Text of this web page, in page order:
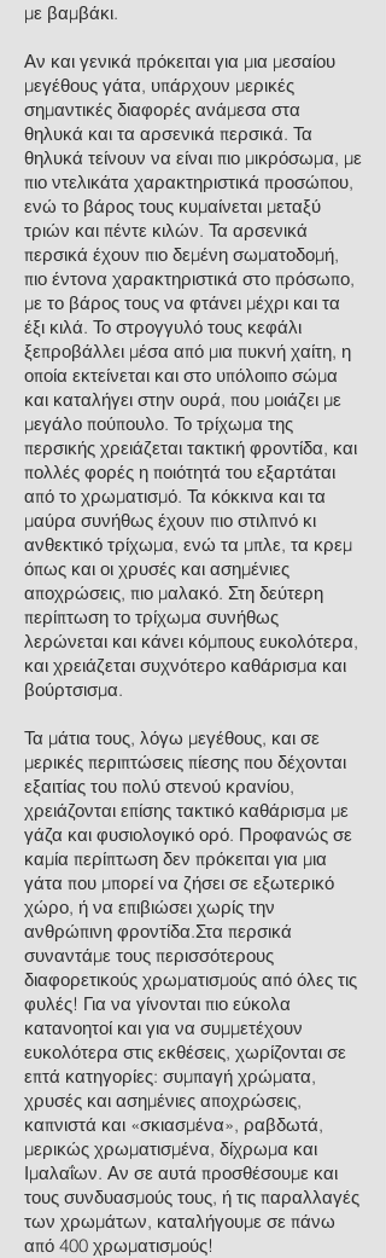
με βαμβάκι.
Αν και γενικά πρόκειται για μια μεσαίου
μεγέθους γάτα, υπάρχουν μερικές
σημαντικές διαφορές ανάμεσα στα
θηλυκά και τα αρσενικά περσικά. Τα
θηλυκά τείνουν να είναι πιο μικρόσωμα, με
πιο ντελικάτα χαρακτηριστικά προσώπου,
ενώ το βάρος τους κυμαίνεται μεταξύ
τριών και πέντε κιλών. Τα αρσενικά
περσικά έχουν πιο δεμένη σωματοδομή,
πιο έντονα χαρακτηριστικά στο πρόσωπο,
με το βάρος τους να φτάνει μέχρι και τα
έξι κιλά. Το στρογγυλό τους κεφάλι
ξεπροβάλλει μέσα από μια πυκνή χαίτη, η
οποία εκτείνεται και στο υπόλοιπο σώμα
και καταλήγει στην ουρά, που μοιάζει με
μεγάλο πούπουλο. Το τρίχωμα της
περσικής χρειάζεται τακτική φροντίδα, και
πολλές φορές η ποιότητά του εξαρτάται
από το χρωματισμό. Τα κόκκινα και τα
μαύρα συνήθως έχουν πιο στιλπνό κι
ανθεκτικό τρίχωμα, ενώ τα μπλε, τα κρεμ
όπως και οι χρυσές και ασημένιες
αποχρώσεις, πιο μαλακό. Στη δεύτερη
περίπτωση το τρίχωμα συνήθως
λερώνεται και κάνει κόμπους ευκολότερα,
και χρειάζεται συχνότερο καθάρισμα και
βούρτσισμα.
Τα μάτια τους, λόγω μεγέθους, και σε
μερικές περιπτώσεις πίεσης που δέχονται
εξαιτίας του πολύ στενού κρανίου,
χρειάζονται επίσης τακτικό καθάρισμα με
γάζα και φυσιολογικό ορό. Προφανώς σε
καμία περίπτωση δεν πρόκειται για μια
γάτα που μπορεί να ζήσει σε εξωτερικό
χώρο, ή να επιβιώσει χωρίς την
ανθρώπινη φροντίδα.Στα περσικά
συναντάμε τους περισσότερους
διαφορετικούς χρωματισμούς από όλες τις
φυλές! Για να γίνονται πιο εύκολα
κατανοητοί και για να συμμετέχουν
ευκολότερα στις εκθέσεις, χωρίζονται σε
επτά κατηγορίες: συμπαγή χρώματα,
χρυσές και ασημένιες αποχρώσεις,
καπνιστά και «σκιασμένα», ραβδωτά,
μερικώς χρωματισμένα, δίχρωμα και
Ιμαλαΐων. Αν σε αυτά προσθέσουμε και
τους συνδυασμούς τους, ή τις παραλλαγές
των χρωμάτων, καταλήγουμε σε πάνω
από 400 χρωματισμούς!